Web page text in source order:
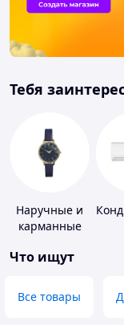
Тебя
Наручные и
карманные
Что ищут
Все товары